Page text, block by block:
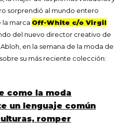
sorprendió al mundo entero
la marca Off-White c/o Virgil
del nuevo director creativo de
Abloh, en la semana de la moda de
su más reciente colección:
como la moda
un lenguaje común
romper